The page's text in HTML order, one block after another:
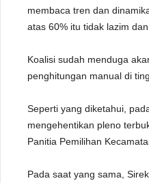
membaca tren dan
atas 60% itu tidak lazim
Koalisi sudah menduga
penghitungan manual di
Seperti yang diketahui,
mengehentikan pleno
Panitia Pemilihan
Pada saat yang sama,